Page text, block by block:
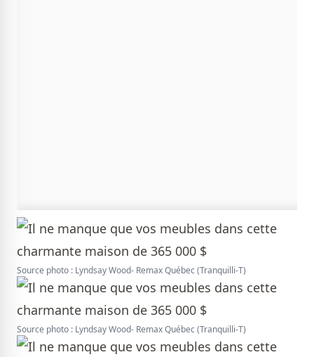
Source photo : Lyndsay Wood- Remax Québec (Tranquilli-T)
Source photo : Lyndsay Wood- Remax Québec (Tranquilli-T)